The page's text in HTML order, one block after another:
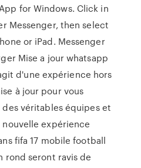
for Windows. Click in
Messenger, then select
or iPad. Messenger
Mise a jour whatsapp
d'une expérience hors
à jour pour vous
véritables équipes et
expérience
fifa 17 mobile football
rond seront ravis de